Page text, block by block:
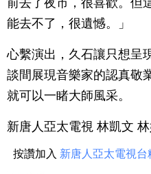
前去了夜市，很喜歡。但
能去不了，很遺憾。」
心繫演出，久石讓只想呈
談間展現音樂家的認真敬
就可以一睹大師風采。
新唐人亞太電視 林凱文
按讚加入 新唐人亞太電視台